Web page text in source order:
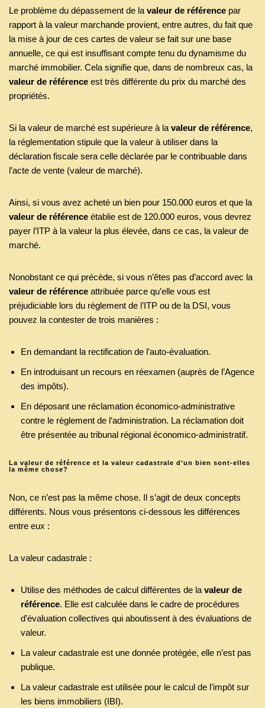
Le problème du dépassement de la valeur de référence par
rapport à la valeur marchande provient, entre autres, du fait que
la mise à jour de ces cartes de valeur se fait sur une base
annuelle, ce qui est insuffisant compte tenu du dynamisme du
marché immobilier. Cela signifie que, dans de nombreux cas, la
valeur de référence est très différente du prix du marché des
propriétés.
Si la valeur de marché est supérieure à la valeur de référence,
la réglementation stipule que la valeur à utiliser dans la
déclaration fiscale sera celle déclarée par le contribuable dans
l’acte de vente (valeur de marché).
Ainsi, si vous avez acheté un bien pour 150.000 euros et que la
valeur de référence établie est de 120.000 euros, vous devrez
payer l’ITP à la valeur la plus élevée, dans ce cas, la valeur de
marché.
Nonobstant ce qui précède, si vous n’êtes pas d’accord avec la
valeur de référence attribuée parce qu’elle vous est
préjudiciable lors du règlement de l’ITP ou de la DSI, vous
pouvez la contester de trois manières :
En demandant la rectification de l’auto-évaluation.
En introduisant un recours en réexamen (auprès de l’Agence
des impôts).
En déposant une réclamation économico-administrative
contre le règlement de l’administration. La réclamation doit
être présentée au tribunal régional économico-administratif.
La valeur de référence et la valeur cadastrale d’un bien sont-elles
la même chose?
Non, ce n’est pas la même chose. Il s’agit de deux concepts
différents. Nous vous présentons ci-dessous les différences
entre eux :
La valeur cadastrale :
Utilise des méthodes de calcul différentes de la valeur de
référence. Elle est calculée dans le cadre de procédures
d’évaluation collectives qui aboutissent à des évaluations de
valeur.
La valeur cadastrale est une donnée protégée, elle n’est pas
publique.
La valeur cadastrale est utilisée pour le calcul de l’impôt sur
les biens immobiliers (IBI).